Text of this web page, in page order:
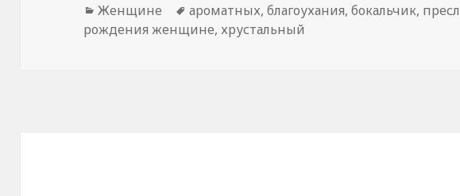
Рубрики
Женщине Метки
ароматных,благоухания,бокальчик,
рождения женщине, хрустальный